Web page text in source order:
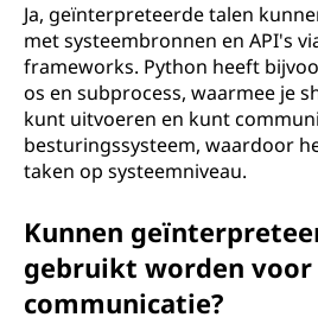
Ja, geïnterpreteerde talen
met systeembronnen en API's
frameworks. Python heeft
os en subprocess, waarmee je
kunt uitvoeren en kunt
besturingssysteem, waardoor
taken op systeemniveau.
Kunnen
gebruikt worden
communicatie?